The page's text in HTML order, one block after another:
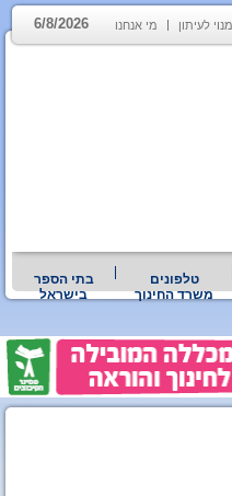
לעיתון מי אנחנו 6/8/2026
טלפונים
משרד החינוך
בתי הספר
בישראל